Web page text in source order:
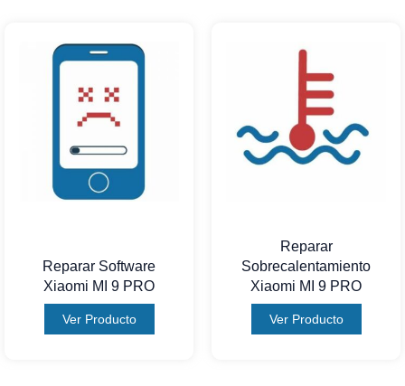
Reparar Software
Xiaomi MI 9 PRO
Ver Producto
Reparar
Sobrecalentamiento
Xiaomi MI 9 PRO
Ver Producto